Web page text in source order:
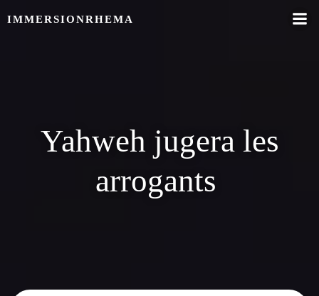
IMMERSIONRHEMA
Yahweh jugera les
arrogants